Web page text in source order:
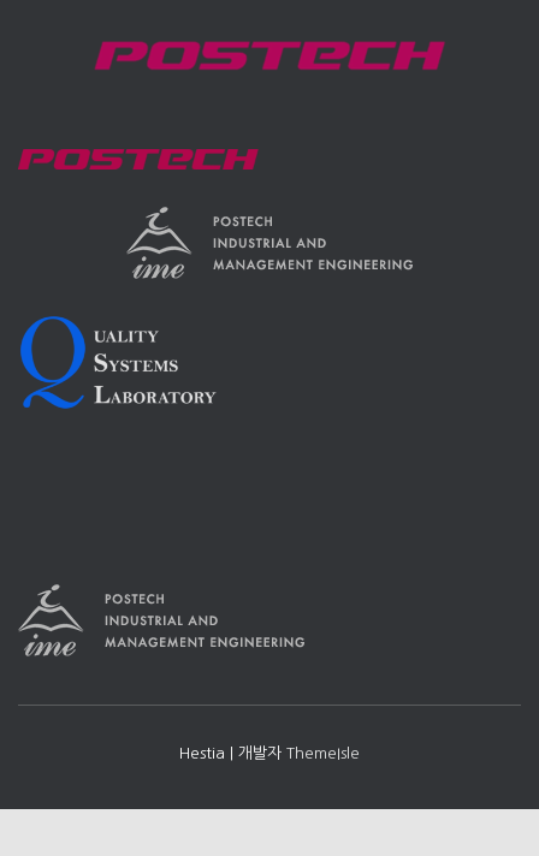
Hestia | 개발자 ThemeIsle